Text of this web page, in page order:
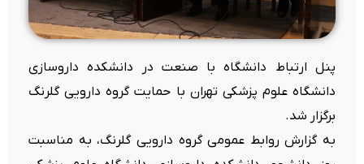
پنل ارتباط دانشگاه با صنعت در دانشکده داروسازی
دانشگاه علوم پزشکی تهران با حمایت گروه دارویی گلرنگ
برگزار شد.
به گزارش روابط عمومی گروه دارویی گلرنگ، به مناسبت